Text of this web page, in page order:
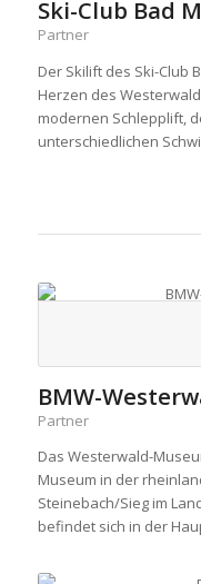
Ski-Club Bad
Partner
Der Skilift des Ski-Club
Herzen des
modernen Schlepplift,
unterschiedlichen
BMW-
Partner
Das Westerwald-
Museum in der
Steinebach/Sieg im
befindet sich in der